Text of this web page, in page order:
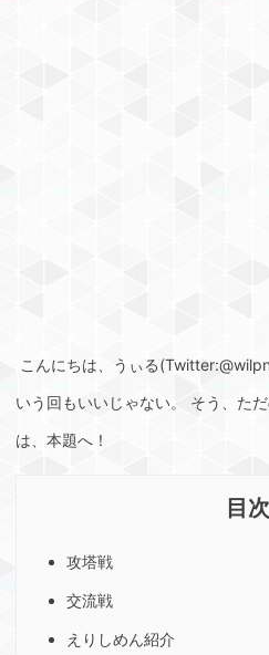
こんにちは、うぃる
いう回もいいじゃない。 そう、た
は、本題へ！
攻塔戦
交流戦
えりしめん紹介